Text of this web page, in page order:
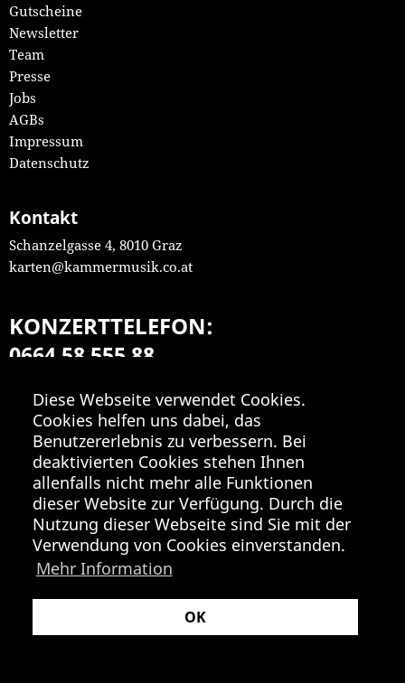
Diese Webseite verwendet Cookies.
Cookies helfen uns dabei, das
Benutzererlebnis zu verbessern. Bei
deaktivierten Cookies stehen Ihnen
allenfalls nicht mehr alle Funktionen
dieser Website zur Verfügung. Durch die
Nutzung dieser Webseite sind Sie mit der
Verwendung von Cookies einverstanden.
Mehr Information
OK
Gutscheine
Newsletter
Team
Presse
Jobs
AGBs
Impressum
Datenschutz
Kontakt
Schanzelgasse 4, 8010 Graz
karten@kammermusik.co.at
KONZERTTELEFON:
0664 58 555 88
Mo-Fr 9:00-18:00